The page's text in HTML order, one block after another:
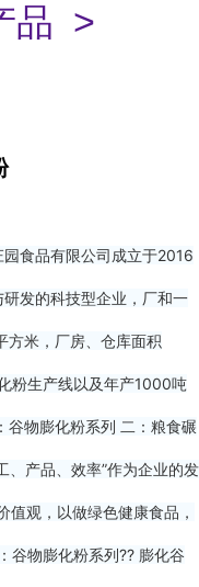
品 >
食品有限公司成立于2016
发的科技型企业，厂和一
米，厂房、仓库面积
粉生产线以及年产1000吨
谷物膨化粉系列 二：粮食碾
、产品、效率”作为企业的发
值观，以做绿色健康食品，
谷物膨化粉系列?? 膨化谷